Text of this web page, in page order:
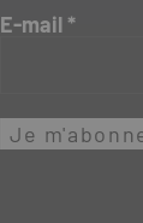
E-mail *